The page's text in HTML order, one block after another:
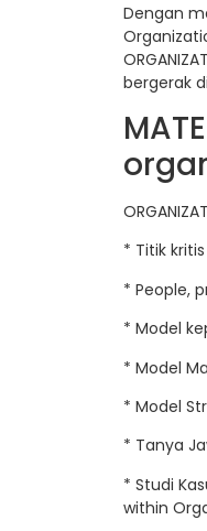
Dengan
bergerak di
* Titik
* People,
* Model
* Model
* Model
* Tanya
* Studi
within